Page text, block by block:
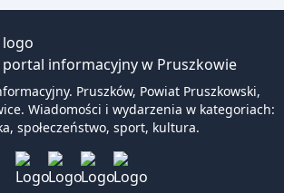
portal informacyjny w Pruszkowie
Pruszków, Powiat Pruszkowski,
Wiadomości i wydarzenia w kategoriach:
społeczeństwo, sport, kultura.